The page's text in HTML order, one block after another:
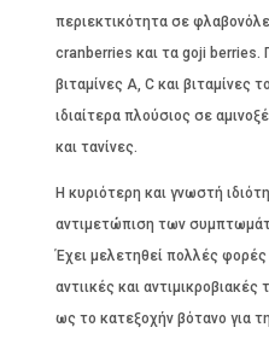
περιεκτικότητα σε
cranberries και τα goji berries.
βιταμίνες A, C και βιταμίνες
ιδιαίτερα πλούσιος σε
και τανίνες.
Η κυριότερη και γνωστή
αντιμετώπιση των
Έχει μελετηθεί πολλές φορές
αντιικές και
ως το κατεξοχήν βότανο για